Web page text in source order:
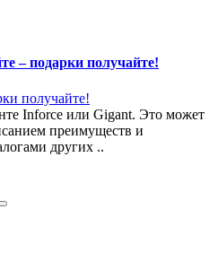
– подарки получайте!
Inforce или Gigant. Это может
преимуществ и
других ..